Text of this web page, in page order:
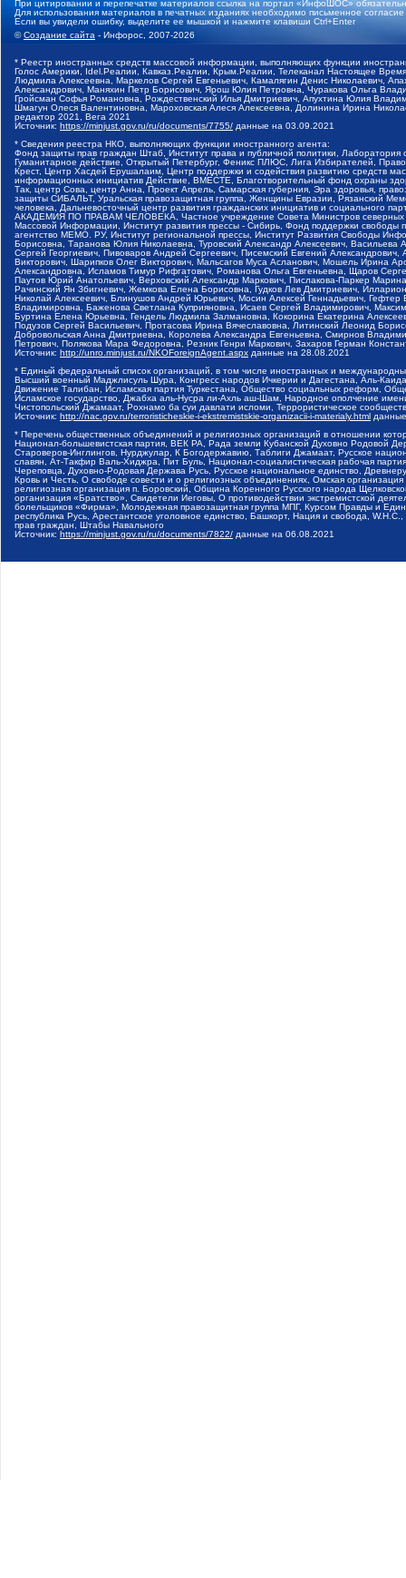
При цитировании и перепечатке материалов ссылка на портал «ИнфоШОС»
Для использования материалов в печатных изданиях необходимо письменное
Если вы увидели ошибку, выделите ее мышкой и нажмите клавиши Ctrl+Enter
©Создание сайта - Инфорос, 2007-2026
* Реестр иностранных средств массовой информации, выполняющих функции
Голос Америки, Idel.Реалии, Кавказ.Реалии, Крым.Реалии, Телеканал Настоящее
Людмила Алексеевна, Маркелов Сергей Евгеньевич, Камалягин Денис Николаевич,
Александрович, Маняхин Петр Борисович, Ярош Юлия Петровна, Чуракова Ольга
Гройсман Софья Романовна, Рождественский Илья Дмитриевич, Апухтина Юлия
Шмагун Олеся Валентиновна, Мароховская Алеся Алексеевна, Долинина Ирина
редактор 2021, Вега 2021
Источник: https://minjust.gov.ru/ru/documents/7755/ данные на 03.09.2021
* Сведения реестра НКО, выполняющих функции иностранного агента:
Фонд защиты прав граждан Штаб, Институт права и публичной политики,
Гуманитарное действие, Открытый Петербург, Феникс ПЛЮС, Лига Избирателей,
Крест, Центр Хасдей Ерушалаим, Центр поддержки и содействия развитию средств
информационных инициатив Действие, ВМЕСТЕ, Благотворительный фонд охраны
Так, центр Сова, центр Анна, Проект Апрель, Самарская губерния, Эра здоровья,
защиты СИБАЛЬТ, Уральская правозащитная группа, Женщины Евразии, Рязанский
человека, Дальневосточный центр развития гражданских инициатив и социального
АКАДЕМИЯ ПО ПРАВАМ ЧЕЛОВЕКА, Частное учреждение Совета Министров северных
Массовой Информации, Институт развития прессы - Сибирь, Фонд поддержки
агентство МЕМО. РУ, Институт региональной прессы, Институт Развития Свободы
Борисовна, Таранова Юлия Николаевна, Туровский Александр Алексеевич,
Сергей Георгиевич, Пивоваров Андрей Сергеевич, Писемский Евгений
Викторович, Шарипков Олег Викторович, Мальсагов Муса Асланович, Мошель Ирина
Александровна, Исламов Тимур Рифгатович, Романова Ольга Евгеньевна, Щаров
Паутов Юрий Анатольевич, Верховский Александр Маркович, Пислакова-Паркер
Рачинский Ян Збигневич, Жемкова Елена Борисовна, Гудков Лев Дмитриевич,
Николай Алексеевич, Блинушов Андрей Юрьевич, Мосин Алексей Геннадьевич,
Владимировна, Баженова Светлана Куприяновна, Исаев Сергей Владимирович,
Буртина Елена Юрьевна, Гендель Людмила Залмановна, Кокорина Екатерина
Подузов Сергей Васильевич, Протасова Ирина Вячеславовна, Литинский Леонид
Добровольская Анна Дмитриевна, Королева Александра Евгеньевна, Смирнов
Петрович, Полякова Мара Федоровна, Резник Генри Маркович, Захаров Герман
Источник: http://unro.minjust.ru/NKOForeignAgent.aspx данные на 28.08.2021
* Единый федеральный список организаций, в том числе иностранных и
Высший военный Маджлисуль Шура, Конгресс народов Ичкерии и Дагестана, Аль-
Движение Талибан, Исламская партия Туркестана, Общество социальных реформ,
Исламское государство, Джабха аль-Нусра ли-Ахль аш-Шам, Народное ополчение
Чистопольский Джамаат, Рохнамо ба суи давлати исломи, Террористическое
Источник: http://nac.gov.ru/terroristicheskie-i-ekstremistskie-organizacii-i-materialy.html
* Перечень общественных объединений и религиозных организаций в отношении
Национал-большевистская партия, ВЕК РА, Рада земли Кубанской Духовно Родовой
Староверов-Инглингов, Нурджулар, К Богодержавию, Таблиги Джамаат, Русское
славян, Ат-Такфир Валь-Хиджра, Пит Буль, Национал-социалистическая рабочая
Череповца, Духовно-Родовая Держава Русь, Русское национальное единство,
Кровь и Честь, О свободе совести и о религиозных объединениях, Омская
религиозная организация п. Боровский, Община Коренного Русского народа
организация «Братство», Свидетели Иеговы, О противодействии экстремистской
болельщиков «Фирма», Молодежная правозащитная группа МПГ, Курсом Правды и
республика Русь, Арестантское уголовное единство, Башкорт, Нация и свобода,
прав граждан, Штабы Навального
Источник: https://minjust.gov.ru/ru/documents/7822/ данные на 06.08.2021